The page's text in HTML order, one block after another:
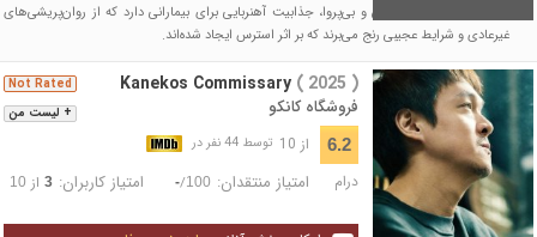
یک روان‌پزشک آزاداندیش و بی‌پروا، جذابیت آهنربایی برای بیمارانی دارد که از روان‌پریشی‌های
غیرعادی و شرایط عجیبی رنج می‌برند که بر اثر استرس ایجاد شده‌اند.
+ لیست من
Not Rated Kanekos Commissary ( 2025 )
فروشگاه کانکو
6.2 از 10 توسط 44 نفر در
درام امتیاز منتقدان: -/100 امتیاز کاربران: 3از 10